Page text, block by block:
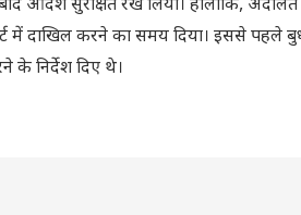
आदेश सुरक्षित रख लिया। हालांकि, अदालत
करने का समय दिया। इससे पहले
के निर्देश दिए थे।